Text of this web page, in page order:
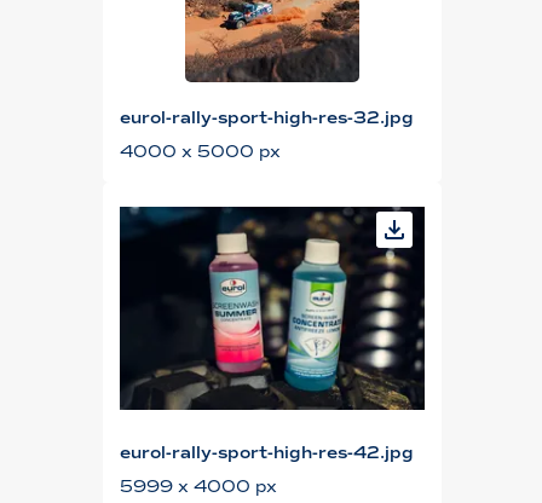
eurol-rally-sport-high-res-32.jpg
4000 x 5000 px
eurol-rally-sport-high-res-42.jpg
5999 x 4000 px